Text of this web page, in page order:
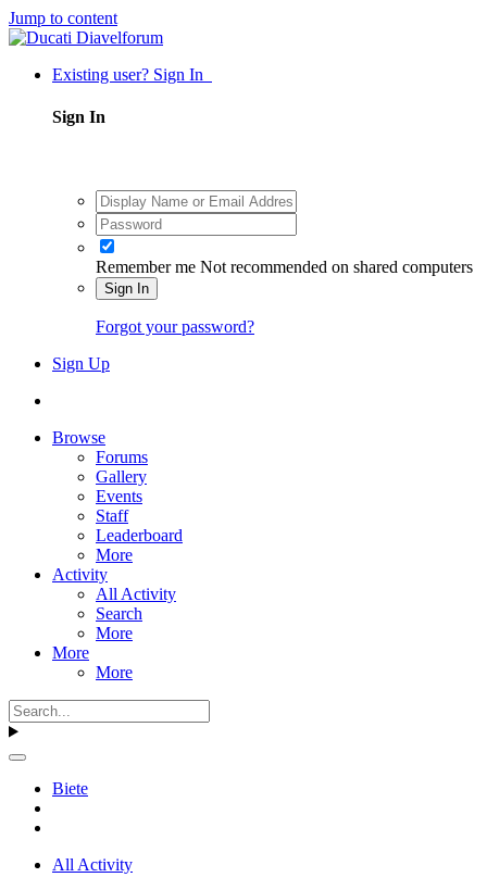
Jump to content
Existing user? Sign In
Sign In
Remember me Not recommended on shared computers
Sign In
Forgot your password?
Sign Up
Browse
Forums
Gallery
Events
Staff
Leaderboard
More
Activity
All Activity
Search
More
More
More
Biete
All Activity